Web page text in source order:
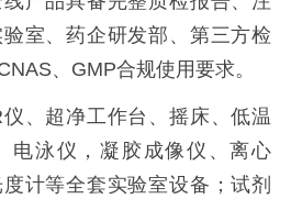
室、药企研发部、第三方检
、GMP合规使用要求。
、超净工作台、摇床、低温
电泳仪，凝胶成像仪、离心
计等全套实验室设备；试剂